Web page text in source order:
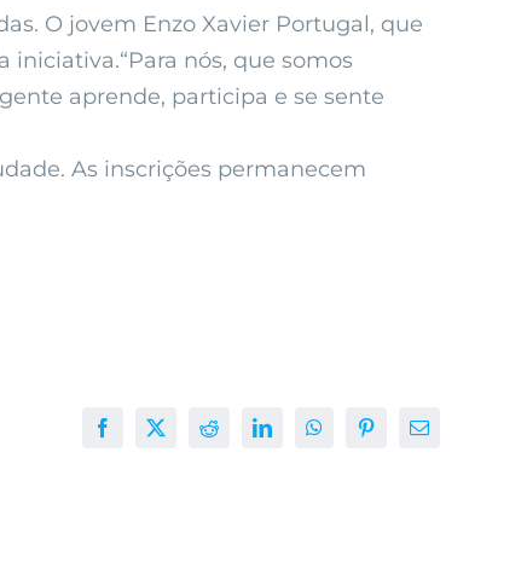
O jovem Enzo Xavier Portugal, que
nós, que somos
aprende, participa e se sente
As inscrições permanecem
Facebook
X RedditLinkedInWhatsAppPinterest
E-